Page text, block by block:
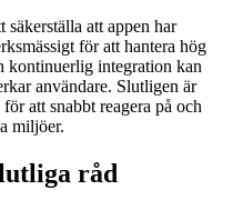
säkerställa att appen har
för att hantera hög
kontinuerlig integration kan
användare. Slutligen är
att snabbt reagera på och
miljöer.
råd